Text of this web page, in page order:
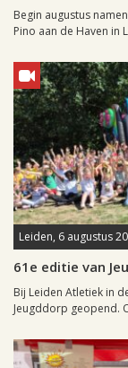
Begin augustus
Pino aan de Haven in
Leiden, 6 augustus
61e editie van
Bij Leiden Atletiek in
Jeugddorp geopend.